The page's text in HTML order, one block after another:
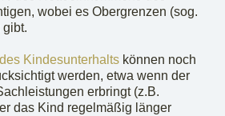
wobei es Obergrenzen (sog.
gibt.
Kindesunterhalts können noch
werden, etwa wenn der
erbringt (z.B.
das Kind regelmäßig länger